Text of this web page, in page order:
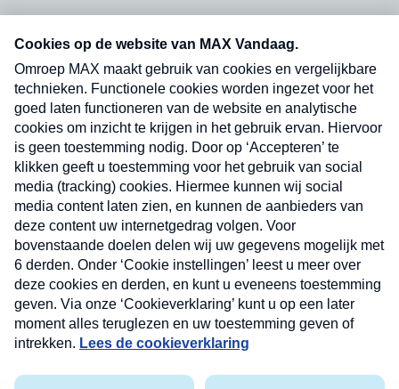
Neem hier een gratis abonnement op onze
nieuwsbrief. Elke vrijdag- en dinsdagochtend in
uw mailbox.
Verzend
Privacyverklaring
Cookieverklaring
Nieuwsbrief
Neem hier een gratis abonnement op onze
nieuwsbrief. Elke vrijdag- en dinsdagochtend in uw